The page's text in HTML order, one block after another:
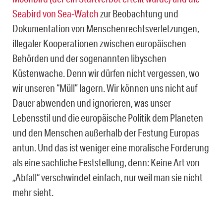
Seabird von Sea-Watchzur Beobachtung und
Dokumentation von Menschenrechtsverletzungen,
illegaler Kooperationen zwischen europäischen
Behörden und der sogenannten libyschen
Küstenwache. Denn wir dürfen nicht vergessen, wo
wir unseren “Müll” lagern. Wir können uns nicht auf
Dauer abwenden und ignorieren, was unser
Lebensstil und die europäische Politik dem Planeten
und den Menschen außerhalb der Festung Europas
antun. Und das ist weniger eine moralische Forderung
als eine sachliche Feststellung, denn: Keine Art von
„Abfall“ verschwindet einfach, nur weil man sie nicht
mehr sieht.